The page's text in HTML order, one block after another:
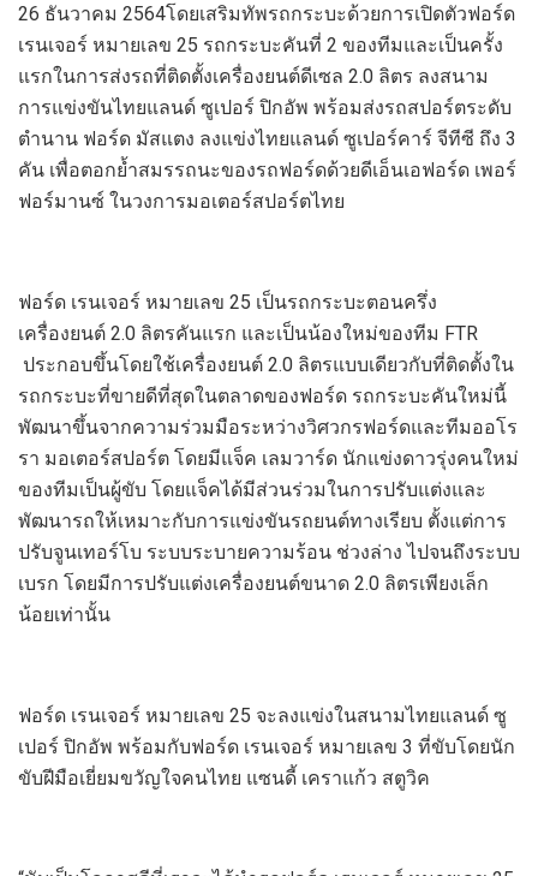
26 ธันวาคม 2564โดยเสริมทัพรถกระบะด้วยการเปิดตัวฟอร์ด
เรนเจอร์ หมายเลข 25 รถกระบะคันที่ 2 ของทีมและเป็นครั้ง
แรกในการส่งรถที่ติดตั้งเครื่องยนต์ดีเซล 2.0 ลิตร ลงสนาม
การแข่งขันไทยแลนด์ ซูเปอร์ ปิกอัพ พร้อมส่งรถสปอร์ตระดับ
ตำนาน ฟอร์ด มัสแตง ลงแข่งไทยแลนด์ ซูเปอร์คาร์ จีทีซี ถึง 3
คัน เพื่อตอกย้ำสมรรถนะของรถฟอร์ดด้วยดีเอ็นเอฟอร์ด เพอร์
ฟอร์มานซ์ ในวงการมอเตอร์สปอร์ตไทย
ฟอร์ด เรนเจอร์ หมายเลข 25 เป็นรถกระบะตอนครึ่ง
เครื่องยนต์ 2.0 ลิตรคันแรก และเป็นน้องใหม่ของทีม FTR
ประกอบขึ้นโดยใช้เครื่องยนต์ 2.0 ลิตรแบบเดียวกับที่ติดตั้งใน
รถกระบะที่ขายดีที่สุดในตลาดของฟอร์ด รถกระบะคันใหม่นี้
พัฒนาขึ้นจากความร่วมมือระหว่างวิศวกรฟอร์ดและทีมออโร
รา มอเตอร์สปอร์ต โดยมีแจ็ค เลมวาร์ด นักแข่งดาวรุ่งคนใหม่
ของทีมเป็นผู้ขับ โดยแจ็คได้มีส่วนร่วมในการปรับแต่งและ
พัฒนารถให้เหมาะกับการแข่งขันรถยนต์ทางเรียบ ตั้งแต่การ
ปรับจูนเทอร์โบ ระบบระบายความร้อน ช่วงล่าง ไปจนถึงระบบ
เบรก โดยมีการปรับแต่งเครื่องยนต์ขนาด 2.0 ลิตรเพียงเล็ก
น้อยเท่านั้น
ฟอร์ด เรนเจอร์ หมายเลข 25 จะลงแข่งในสนามไทยแลนด์ ซู
เปอร์ ปิกอัพ พร้อมกับฟอร์ด เรนเจอร์ หมายเลข 3 ที่ขับโดยนัก
ขับฝีมือเยี่ยมขวัญใจคนไทย แซนดี้ เคราแก้ว สตูวิค